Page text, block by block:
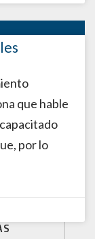
que hable
por lo